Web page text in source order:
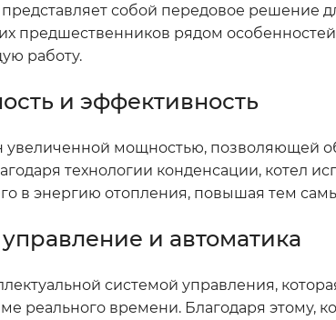
представляет собой передовое решение
предшественников рядом
работу.
и эффективность
увеличенной мощностью, позволяющей
технологии конденсации, котел
в энергию отопления, повышая тем
и автоматика
системой управления,
реального времени. Благодаря этому,